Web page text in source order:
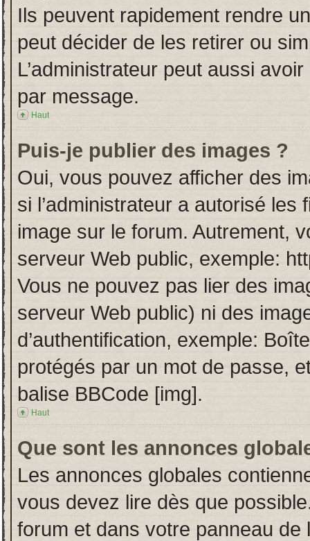
Ils peuvent rapidement rendre
peut décider de les retirer ou
L’administrateur peut aussi
par message.
Haut
Puis-je publier des images ?
Oui, vous pouvez afficher des
si l’administrateur a autorisé
image sur le forum. Autrement,
serveur Web public, exemple:
Vous ne pouvez pas lier des
serveur Web public) ni des
d’authentification, exemple:
protégés par un mot de passe,
balise BBCode [img].
Haut
Que sont les annonces
Les annonces globales
vous devez lire dès que
forum et dans votre panneau de